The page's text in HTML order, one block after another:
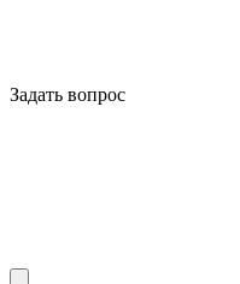
Задать вопрос